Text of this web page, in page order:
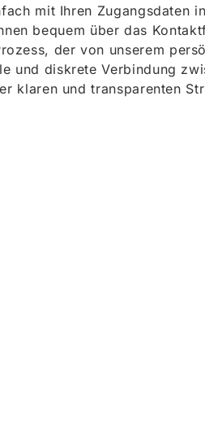
mit Ihren Zugangsdaten
bequem über das
der von unserem
und diskrete Verbindung
klaren und transparenten